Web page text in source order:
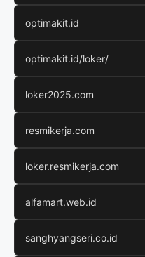
optimakit.id
optimakit.id/loker/
loker2025.com
resmikerja.com
loker.resmikerja.com
alfamart.web.id
sanghyangseri.co.id